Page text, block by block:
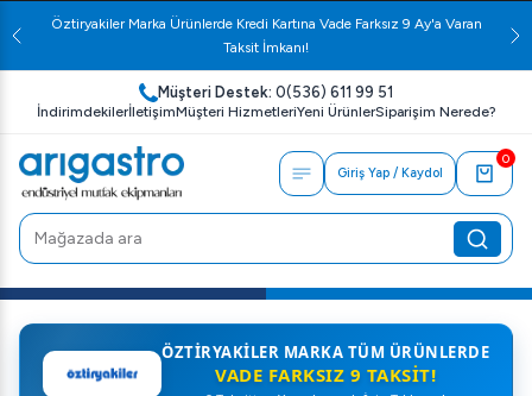
Öztiryakiler Marka Ürünlerde Kredi Kartına Vade Farksız 9 Ay'a Varan
Taksit İmkanı!
Müşteri Destek: 0(536) 611 99 51
İndirimdekilerİletişimMüşteri HizmetleriYeni ÜrünlerSiparişim Nerede?
Giriş Yap / Kaydol
0
ÖZTIRYAKILER MARKA TÜM ÜRÜNLERDE
VADE FARKSIZ 9 TAKSIT!